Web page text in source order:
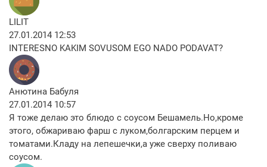
LILIT
27.01.2014 12:53
INTERESNO KAKIM SOVUSOM EGO NADO PODAVAT?
Анютина Бабуля
27.01.2014 10:57
Я тоже делаю это блюдо с соусом Бешамель.Но,кроме
этого, обжариваю фарш с луком,болгарским перцем и
томатами.Кладу на лепешечки,а уже сверху поливаю
соусом.